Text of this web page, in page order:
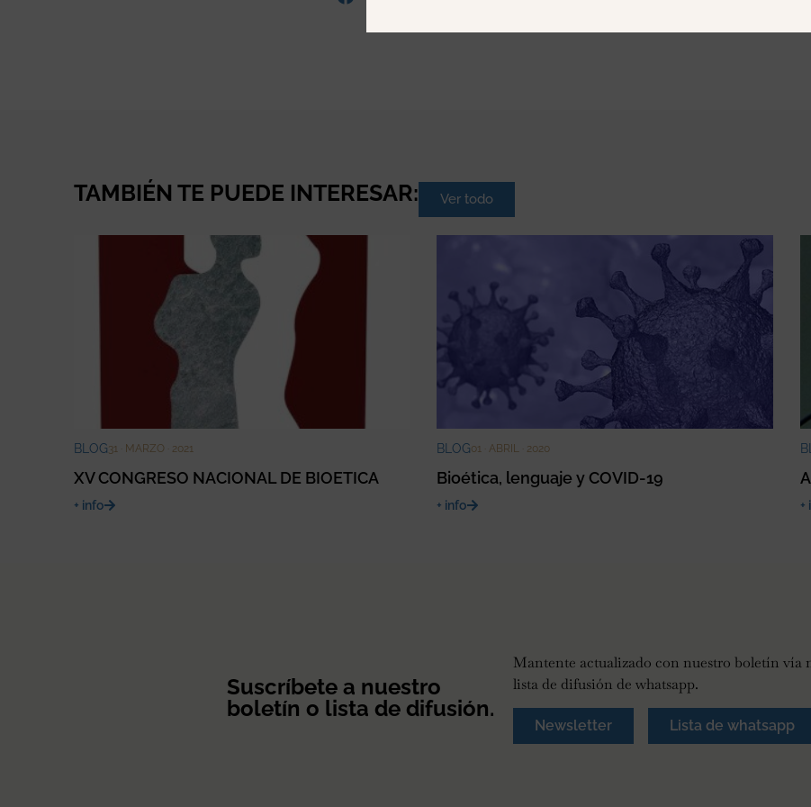
TAMBIÉN TE PUEDE INTERESAR: Ver todo
BLOG 31 · MARZO · 2021
XV CONGRESO NACIONAL DE BIOETICA
+ info
BLOG01 · ABRIL · 2020
Bioética, lenguaje y COVID-19
+ info +
Suscríbete a nuestro
boletín o lista de difusión.
Mantente actualizado con nuestro boletín vía
lista de difusión de whatsapp.
Newsletter Lista de whatsapp